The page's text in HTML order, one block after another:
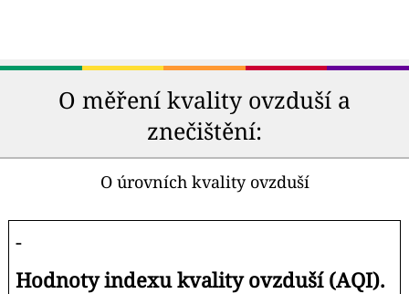
O měření kvality ovzduší a
znečištění:
O úrovních kvality ovzduší
-
Hodnoty indexu kvality ovzduší (AQI).